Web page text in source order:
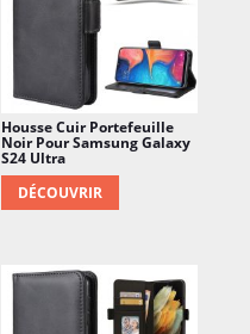
Housse Cuir Portefeuille
Noir Pour Samsung Galaxy
S24 Ultra
DÉCOUVRIR